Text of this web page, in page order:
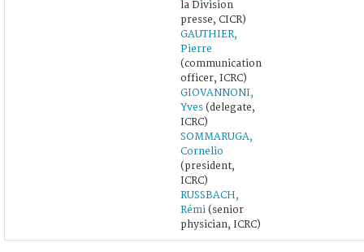
la Division
presse, CICR)
GAUTHIER,
Pierre
(communication
officer, ICRC)
GIOVANNONI,
Yves (delegate,
ICRC)
SOMMARUGA,
Cornelio
(president,
ICRC)
RUSSBACH,
Rémi (senior
physician, ICRC)